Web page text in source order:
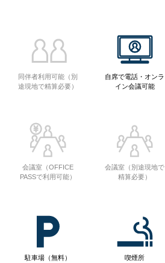
同伴者利用可能（別
途現地で精算必要）
自席で電話・オンラ
イン会議可能
会議室（OFFICE
PASSで利用可能）
会議室（別途現地で
精算必要）
駐車場（無料） 喫煙所